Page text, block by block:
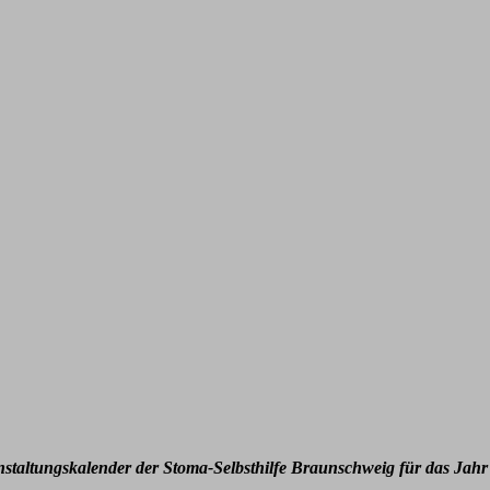
der Stoma-Selbsthilfe Braunschweig für das